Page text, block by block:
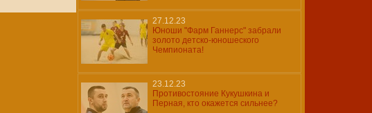
27.12.23
Юноши "Фарм Ганнерс" забрали
золото детско-юношеского
Чемпионата!
23.12.23
Противостояние Кукушкина и
Перная, кто окажется сильнее?